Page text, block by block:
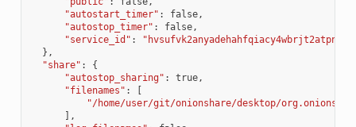
"autostart_timer" : false,
"autostop_timer" : false,
"service_id" :
},
"share" :
{
"autostop_sharing" : true,
"filenames" :
[
"/home/user/git/onionshare/desktop/
],